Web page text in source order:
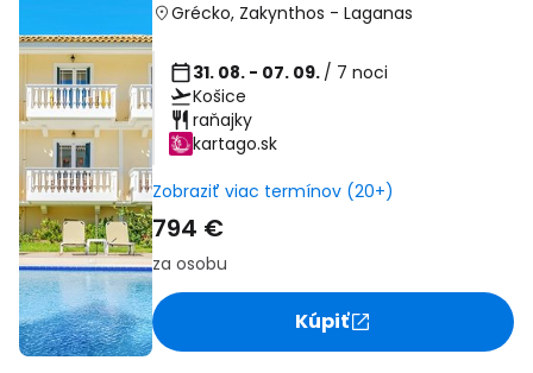
Grécko, Zakynthos - Laganas
31. 08. - 07. 09. / 7 noci
Košice
raňajky
kartago.sk
Zobraziť viac termínov (20+)
794 €
za osobu
Kúpiť